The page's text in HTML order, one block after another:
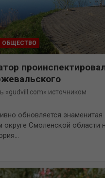
ОБЩЕСТВО
«gudvill.com» источником
обновляется знаменитая
Смоленской области